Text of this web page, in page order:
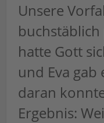
Unsere
hatte Gott
und Eva gab
daran
Ergebnis: